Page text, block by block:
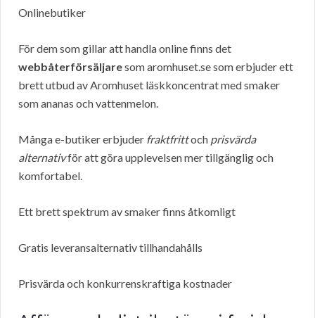
Onlinebutiker
För dem som gillar att handla online finns det
webbåterförsäljaresom aromhuset.se som erbjuder ett
brett utbud av Aromhuset läskkoncentrat med smaker
som ananas och vattenmelon.
Många e-butiker erbjuder fraktfrittoch prisvärda
alternativför att göra upplevelsen mer tillgänglig och
komfortabel.
Ett brett spektrum av smaker finns åtkomligt
Gratis leveransalternativ tillhandahålls
Prisvärda och konkurrenskraftiga kostnader